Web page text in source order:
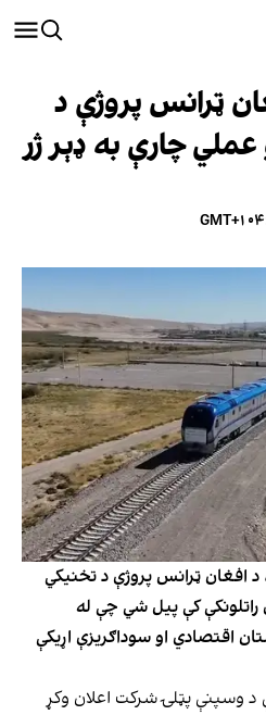
ټرانس پروژې د
چارې به ډېر ژر
د افغان ټرانس پروژې د تخنیکي
راتلونکې کې پیل شي چې له
اقتصادي او سوداګریزې اړیکې
وسپنې پټلۍ شرکت اعلان وکړ